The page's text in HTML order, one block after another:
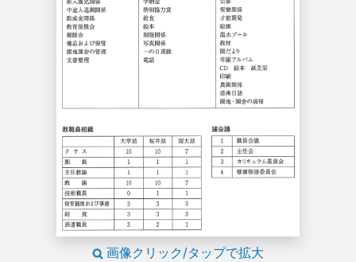
画像クリック/タップで拡大